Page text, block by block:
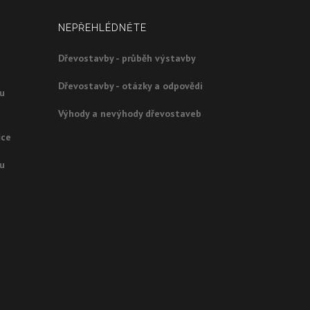
NEPŘEHLÉDNĚTE
Dřevostavby - průběh výstavby
Dřevostavby - otázky a odpovědi
Výhody a nevýhody dřevostaveb